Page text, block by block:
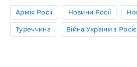
Армія Росії Новини Росії
Туреччина Війна України з